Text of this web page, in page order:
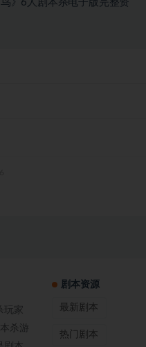
鸟》6人剧本杀电子版完整资
玩家
杀游
剧本资源
最新剧本
热门剧本